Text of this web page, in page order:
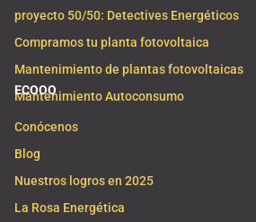
proyecto 50/50: Detectives Energéticos
Compramos tu planta fotovoltaica
Mantenimiento de plantas fotovoltaicas
Mantenimiento Autoconsumo
ECOOO
Conócenos
Blog
Nuestros logros en 2025
La Rosa Energética